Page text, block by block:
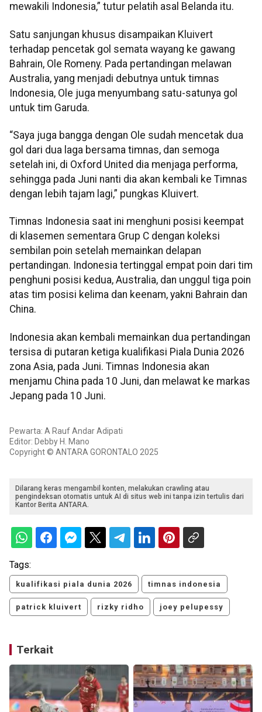
mewakili Indonesia,” tutur pelatih asal Belanda itu.
Satu sanjungan khusus disampaikan Kluivert
terhadap pencetak gol semata wayang ke gawang
Bahrain, Ole Romeny. Pada pertandingan melawan
Australia, yang menjadi debutnya untuk timnas
Indonesia, Ole juga menyumbang satu-satunya gol
untuk tim Garuda.
“Saya juga bangga dengan Ole sudah mencetak dua
gol dari dua laga bersama timnas, dan semoga
setelah ini, di Oxford United dia menjaga performa,
sehingga pada Juni nanti dia akan kembali ke Timnas
dengan lebih tajam lagi,” pungkas Kluivert.
Timnas Indonesia saat ini menghuni posisi keempat
di klasemen sementara Grup C dengan koleksi
sembilan poin setelah memainkan delapan
pertandingan. Indonesia tertinggal empat poin dari tim
penghuni posisi kedua, Australia, dan unggul tiga poin
atas tim posisi kelima dan keenam, yakni Bahrain dan
China.
Indonesia akan kembali memainkan dua pertandingan
tersisa di putaran ketiga kualifikasi Piala Dunia 2026
zona Asia, pada Juni. Timnas Indonesia akan
menjamu China pada 10 Juni, dan melawat ke markas
Jepang pada 10 Juni.
Pewarta: A Rauf Andar Adipati
Editor: Debby H. Mano
Copyright © ANTARA GORONTALO 2025
Dilarang keras mengambil konten, melakukan crawling atau
pengindeksan otomatis untuk AI di situs web ini tanpa izin tertulis dari
Kantor Berita ANTARA.
Tags:
kualifikasi piala dunia 2026 timnas indonesia
patrick kluivert rizky ridho joey pelupessy
Terkait